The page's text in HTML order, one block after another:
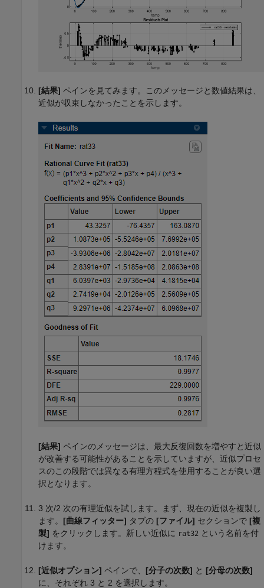
[結果] ペインを見てみます。このメッセージと数値結果は、
近似が収束しなかったことを示します。
[結果] ペインのメッセージは、最大反復回数を増やすと近似
が改善する可能性があることを示していますが、近似プロセ
スのこの段階では異なる有理方程式を使用することが良い選
択となります。
3 次/2 次の有理近似を試します。まず、現在の近似を複製し
ます。 [曲線フィッター] タブの [ファイル] セクションで [複
製] をクリックします。新しい近似に rat32 という名前を付
けます。
[近似オプション] ペインで、 [分子の次数] と [分母の次数]
に、それぞれ 3 と 2 を選択します。